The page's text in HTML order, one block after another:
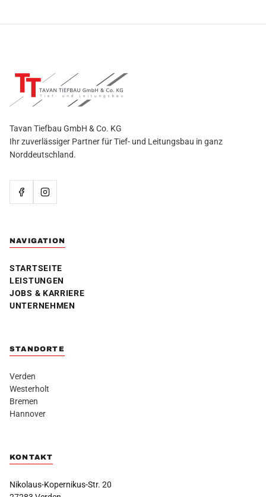
Tavan Tiefbau GmbH & Co. KG
Ihr zuverlässiger Partner für Tief- und Leitungsbau in ganz
Norddeutschland.
NAVIGATION
STARTSEITE
LEISTUNGEN
JOBS & KARRIERE
UNTERNEHMEN
STANDORTE
Verden
Westerholt
Bremen
Hannover
KONTAKT
Nikolaus-Kopernikus-Str. 20